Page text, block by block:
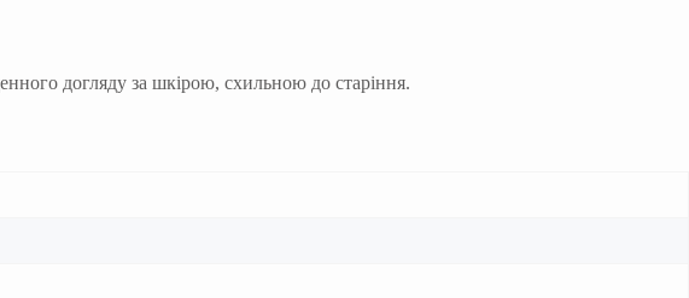
догляду за шкірою, схильною до старіння.